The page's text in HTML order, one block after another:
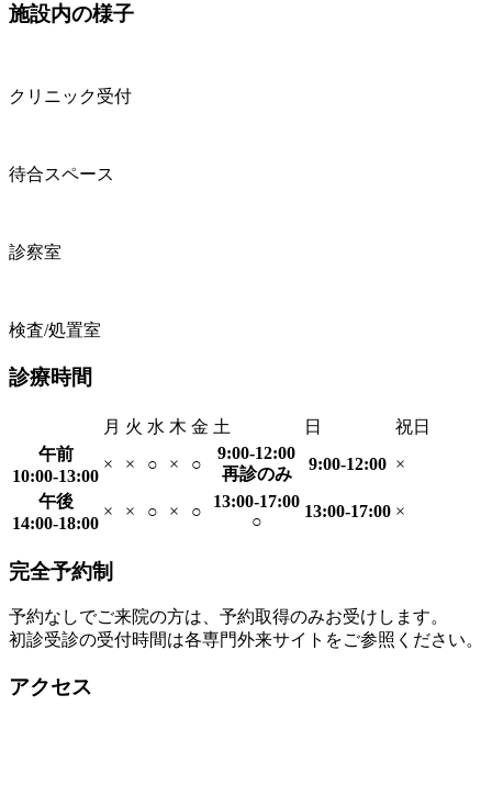
施設内の様子
クリニック受付
待合スペース
診察室
検査/処置室
診療時間
月 火 水 木 金 土 日
祝日
午前
10:00-13:00
× × ○ × ○
9:00-12:00
再診のみ
9:00-12:00 ×
午後
14:00-18:00
× × ○ × ○
13:00-17:00
○
13:00-17:00 ×
完全予約制
予約なしでご来院の方は、予約取得のみお受けします。
初診受診の受付時間は各専門外来サイトをご参照ください。
アクセス